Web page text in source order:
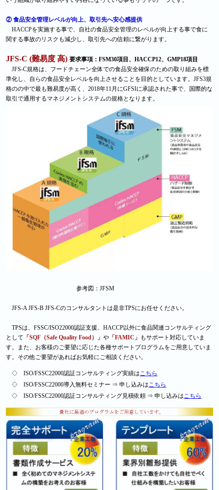
② 食品安全管理レベルが向上、取引先へ安心感提供
HACCPを実施する事で、自社の食品安全管理のレベルが向上する事で食に
関する事故のリスクも減少し、取引先への信頼に繋がります。
JFS-C (難易度 高) 要求事項：FSM30項目、HACCP12、GMP18項目
JFS-C規格は、フードチェーン全体での食品安全確保のための取り組みを標
準化し、自らの食品安全レベルを向上させることを目的としています。JFS3規
格のの中で最も難易度が高く、2018年11月にGFSIに承認された事で、国際的な
取引で通用するマネジメントシステムの規格となります。
参考図：JFSM
JFS-A JFS-B JFS-Cのコンサルタントは是非TPSにお任せください。
TPSは、FSSC/ISO22000認証支援、HACCP以外に食品関連コンサルティング
として 「SQF（Safe Quality Food）」 や 「FAMIC」 もサポート対応していま
す。また、お客様のご要望に応じた各種サポートプログラムをご用意していま
す。その他ご要望があればお気軽にご相談ください。
◇ ISO/FSSC22000認証コンサルティング実績はこちら
◇ ISO/FSSC22000導入無料セミナー ⇒ 申し込みはこちら
◇ ISO/FSSC22000認証コンサルティング見積依頼 ⇒ 申し込みはこちら